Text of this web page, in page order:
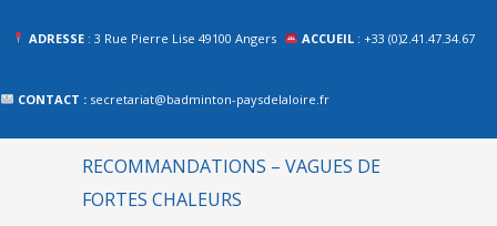
ADRESSE : 3 Rue Pierre Lise 49100 Angers ACCUEIL : +33 (0)2.41.47.34.67
CONTACT : secretariat@badminton-paysdelaloire.fr
RECOMMANDATIONS – VAGUES DE
FORTES CHALEURS